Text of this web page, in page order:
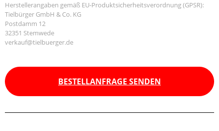
Herstellerangaben gemäß EU-Produktsicherheitsverordnung (GPSR):
Tielbürger GmbH & Co. KG
Postdamm 12
32351 Stemwede
verkauf@tielbuerger.de
BESTELLANFRAGE SENDEN